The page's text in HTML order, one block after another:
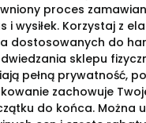
proces
i wysiłek. Korzystaj z
dostosowanych do
sklepu
pełną prywatność,
zachowuje
do końca. Można